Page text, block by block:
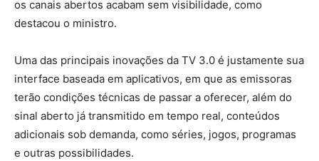
os canais abertos acabam sem visibilidade, como
destacou o ministro.
Uma das principais inovações da TV 3.0 é justamente sua
interface baseada em aplicativos, em que as emissoras
terão condições técnicas de passar a oferecer, além do
sinal aberto já transmitido em tempo real, conteúdos
adicionais sob demanda, como séries, jogos, programas
e outras possibilidades.